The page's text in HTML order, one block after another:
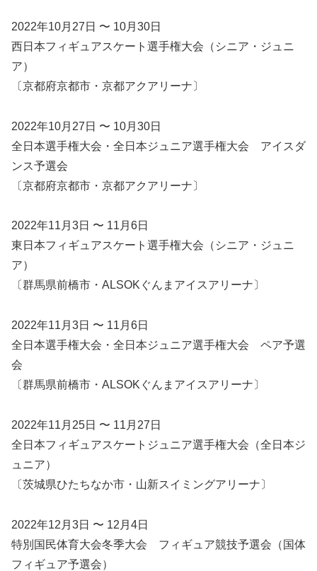
2022年10月27日 〜 10月30日
西日本フィギュアスケート選手権大会（シニア・ジュニ
ア）
〔京都府京都市・京都アクアリーナ〕
2022年10月27日 〜 10月30日
全日本選手権大会・全日本ジュニア選手権大会 アイスダ
ンス予選会
〔京都府京都市・京都アクアリーナ〕
2022年11月3日 〜 11月6日
東日本フィギュアスケート選手権大会（シニア・ジュニ
ア）
〔群馬県前橋市・ALSOKぐんまアイスアリーナ〕
2022年11月3日 〜 11月6日
全日本選手権大会・全日本ジュニア選手権大会 ペア予選
会
〔群馬県前橋市・ALSOKぐんまアイスアリーナ〕
2022年11月25日 〜 11月27日
全日本フィギュアスケートジュニア選手権大会（全日本ジ
ュニア）
〔茨城県ひたちなか市・山新スイミングアリーナ〕
2022年12月3日 〜 12月4日
特別国民体育大会冬季大会 フィギュア競技予選会（国体
フィギュア予選会）